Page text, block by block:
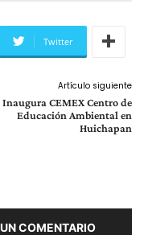
Twitter
Artículo siguiente
Inaugura CEMEX Centro de
Educación Ambiental en
Huichapan
COMENTARIO